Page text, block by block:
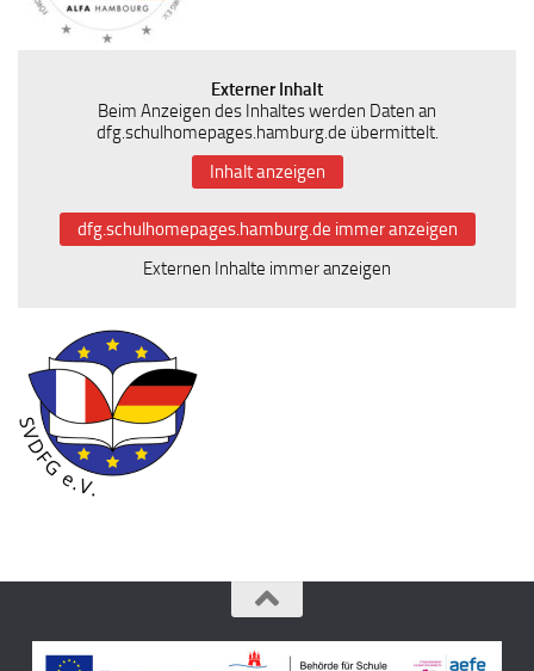
Externer Inhalt
Beim Anzeigen des Inhaltes werden Daten an
dfg.schulhomepages.hamburg.de übermittelt.
Inhalt anzeigen
dfg.schulhomepages.hamburg.de immer anzeigen
Externen Inhalte immer anzeigen